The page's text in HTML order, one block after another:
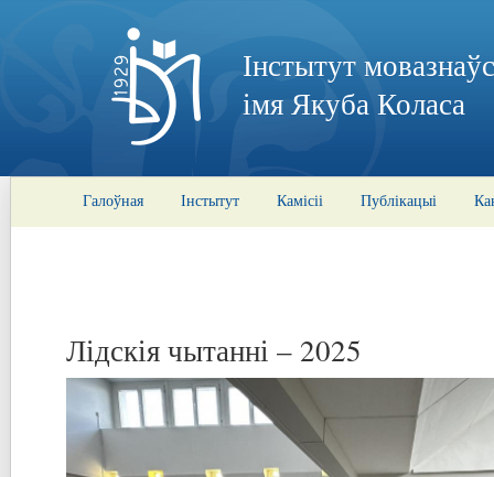
Інстытут
імя Якуба Коласа
Галоўная Інстытут Камісіі Публікацыі
Лідскія чытанні – 2025